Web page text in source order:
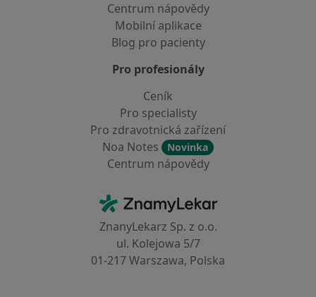
Centrum nápovědy
Mobilní aplikace
Blog pro pacienty
Pro profesionály
Ceník
Pro specialisty
Pro zdravotnická zařízení
Noa Notes
Novinka
Centrum nápovědy
ZnamyLekar - Hlavní stránka
ZnanyLekarz Sp. z o.o.
ul. Kolejowa 5/7
01-217 Warszawa, Polska